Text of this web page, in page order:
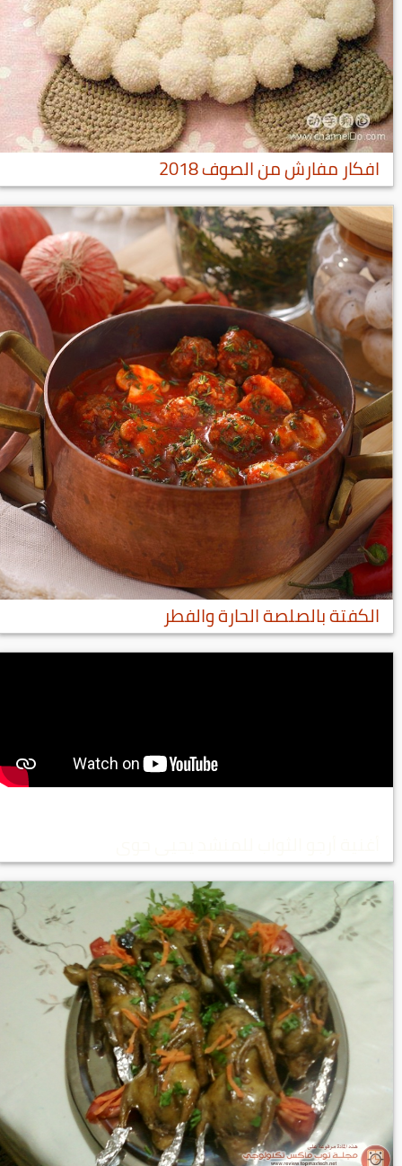
افكار مفارش من الصوف 2018
الكفتة بالصلصة الحارة والفطر